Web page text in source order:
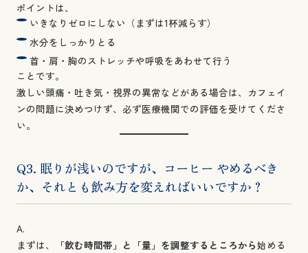
ポイントは、
いきなりゼロにしない（まずは1杯減らす）
水分をしっかりとる
首・肩・胸のストレッチや呼吸をあわせて行う
ことです。
激しい頭痛・吐き気・視界の異常などがある場合は、カフェイ
ンの問題に決めつけず、必ず医療機関での評価を受けてくださ
い。
Q3. 眠りが浅いのですが、コーヒー やめるべき
か、それとも飲み方を変えればいいですか？
A.
まずは、
「飲む時間帯」と「量」を調整するところから始める